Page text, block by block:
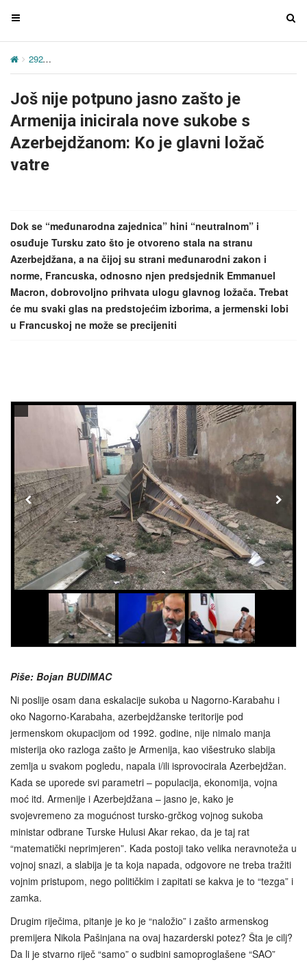
T
g
e
n
v
i
i
o
n
T
292
Još nije potpuno jasno zašto je
Armenija inicirala nove sukobe s
Azerbejdžanom: Ko je glavni ložač
vatre
Dok se “međunarodna zajednica” hini “neutralnom” i
osuđuje Tursku zato što je otvoreno stala na stranu
Azerbejdžana, a na čijoj su strani međunarodni zakon i
norme, Francuska, odnosno njen predsjednik Emmanuel
Macron, dobrovoljno prihvata ulogu glavnog ložača. Trebat
će mu svaki glas na predstojećim izborima, a jermenski lobi
u Francuskoj ne može se precijeniti
Piše: Bojan BUDIMAC
Ni poslije osam dana eskalacije sukoba u Nagorno-Karabahu i
oko Nagorno-Karabaha, azerbejdžanske teritorije pod
jermenskom okupacijom od 1992. godine, nije nimalo manja
misterija oko razloga zašto je Armenija, kao višestruko slabija
zemlja u svakom pogledu, napala i/ili isprovocirala Azerbejdžan.
Kada se uporede svi parametri – populacija, ekonomija, vojna
moć itd. Armenije i Azerbejdžana – jasno je, kako je
svojevremeno za mogućnost tursko-grčkog vojnog sukoba
ministar odbrane Turske Hulusi Akar rekao, da je taj rat
“matematički neprimjeren”. Kada postoji tako velika neravnoteža u
vojnoj snazi, a slabija je ta koja napada, odgovore ne treba tražiti
vojnim pristupom, nego političkim i zapitati se kakva je to “tezga” i
zamka.
Drugim riječima, pitanje je ko je “naložio” i zašto armenskog
premijera Nikola Pašinjana na ovaj hazarderski potez? Šta je cilj?
Da li je stvarno riječ “samo” o sudbini samoproglašene “SAO”